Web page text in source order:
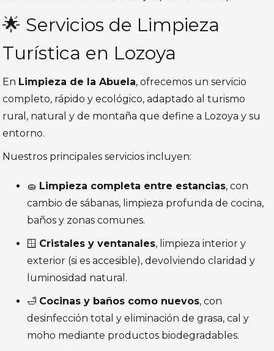
🌟 Servicios de Limpieza
Turística en Lozoya
En Limpieza de la Abuela, ofrecemos un servicio
completo, rápido y ecológico, adaptado al turismo
rural, natural y de montaña que define a Lozoya y su
entorno.
Nuestros principales servicios incluyen:
🧽 Limpieza completa entre estancias, con
cambio de sábanas, limpieza profunda de cocina,
baños y zonas comunes.
🪟 Cristales y ventanales, limpieza interior y
exterior (si es accesible), devolviendo claridad y
luminosidad natural.
🛁 Cocinas y baños como nuevos, con
desinfección total y eliminación de grasa, cal y
moho mediante productos biodegradables.